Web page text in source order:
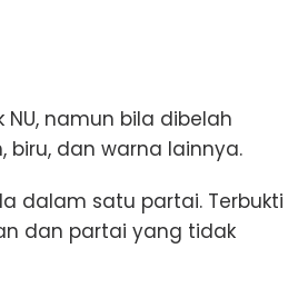
namun bila dibelah
dan warna lainnya.
dalam satu partai. Terbukti
dan partai yang tidak